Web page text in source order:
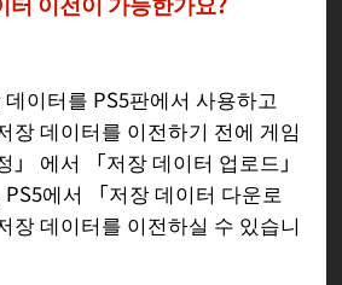
이터를 PS5판에서 사용하고
장 데이터를 이전하기 전에 게임
」 에서 「저장 데이터 업로드」
에서 「저장 데이터 다운로
장 데이터를 이전하실 수 있습니